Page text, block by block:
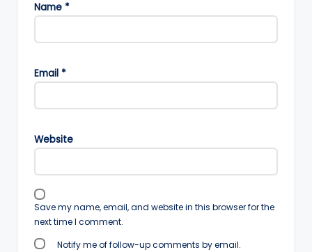
Name *
Email *
Website
Save my name, email, and website in this browser for the
next time I comment.
Notify me of follow-up comments by email.